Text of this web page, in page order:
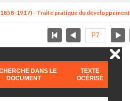
1917) - Traité pratique du développement
DANS LE
DOCUMENT
TEXTE
OCÉRISÉ